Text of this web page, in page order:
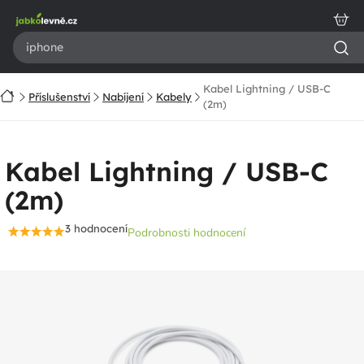
obsah
DomůPříslušenství Nabíjení Kabely
Kabel Lightning / USB-C
(2m)
Kabel Lightning / USB-C
(2m)
Průměrné
3 hodnoceníPodrobnosti hodnocení